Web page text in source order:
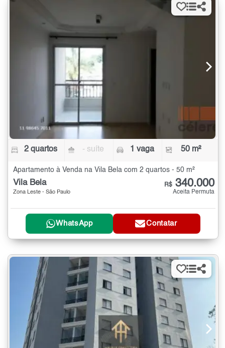
2 quartos - suíte 1 vaga 50 m²
Apartamento à Venda na Vila Bela com 2 quartos - 50 m²
Vila Bela
Zona Leste - São Paulo
R$ 340.000
Aceita Permuta
WhatsApp Contatar